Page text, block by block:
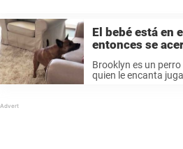
El bebé está en
entonces se
Brooklyn es un
quien le encanta